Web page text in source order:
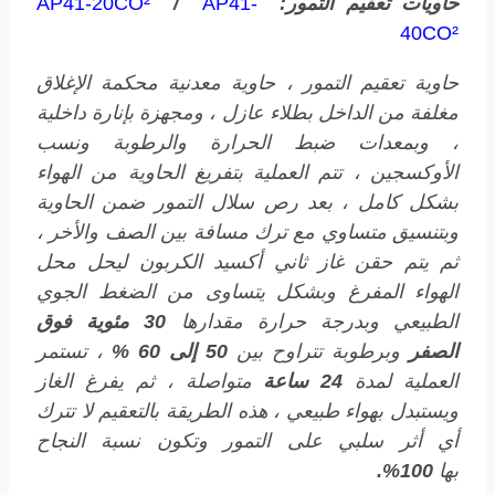
40CO²
حاوية تعقيم التمور ، حاوية معدنية محكمة الإغلاق
مغلفة من الداخل بطلاء عازل ، ومجهزة بإنارة داخلية
، وبمعدات ضبط الحرارة والرطوبة ونسب
الأوكسجين ، تتم العملية بتفريغ الحاوية من الهواء
بشكل كامل ، بعد رص سلال التمور ضمن الحاوية
وبتنسيق متساوي مع ترك مسافة بين الصف والأخر ،
ثم يتم حقن غاز ثاني أكسيد الكربون ليحل محل
الهواء المفرغ وبشكل يتساوى من الضغط الجوي
الطبيعي وبدرجة حرارة مقدارها
30 مئوية فوق
الصفر
وبرطوبة تتراوح بين 50 إلى 60 %
، تستمر
العملية لمدة 24 ساعة
متواصلة ، ثم يفرغ الغاز
ويستبدل بهواء طبيعي ، هذه الطريقة بالتعقيم لا تترك
أي أثر سلبي على التمور وتكون نسبة النجاح
بها 100%.